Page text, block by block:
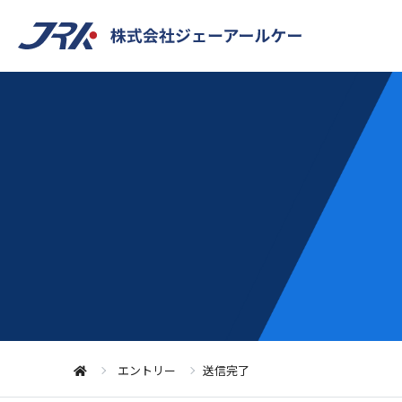
エントリー 送信完了